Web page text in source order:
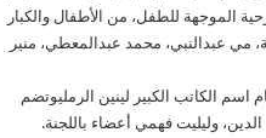
الموجهة للطفل، من الأطفال والكبار
مي عبدالنبي، محمد عبدالمعطي، منير
الكاتب الكبير لينين الرمليوتضم
وليليت فهمي أعضاء باللجنة.